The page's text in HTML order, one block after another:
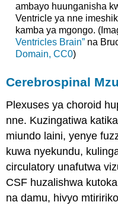
ambayo huunganisha
Ventricle ya nne
kamba ya mgongo.
Ventricles Brain”na
Domain, CC0)
Cerebrospinal
Plexuses ya choroid
nne. Kuzingatiwa
miundo laini, yenye
kuwa nyekundu,
circulatory unafutwa
CSF huzalishwa
na damu, hivyo